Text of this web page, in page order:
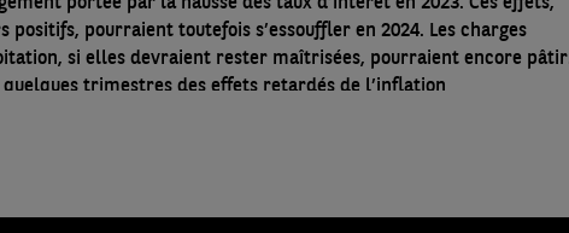
positifs, pourraient toutefois s’essouffler en 2024. Les charges
si elles devraient rester maîtrisées, pourraient encore pâtir
trimestres des effets retardés de l’inflation